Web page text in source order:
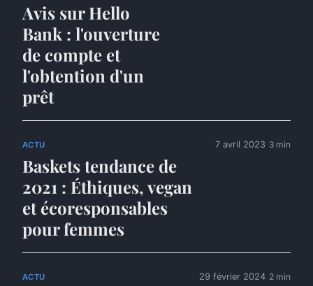
Avis sur Hello
Bank : l'ouverture
de compte et
l'obtention d'un
prêt
ACTU
Baskets tendance de
2021 : Éthiques, vegan
et écoresponsables
pour femmes
7 avril 2023 3 min
ACTU 29 février 2024 2 min